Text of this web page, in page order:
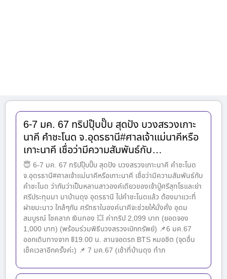
6-7 มค. 67 ทริปปุ๊บปั๊บ สุดปัง บวงสรวงเกาะ
นาคี คำชะโนด จ.อุดรธานี#ศาลเจ้าแม่นาคีหรือ
เกาะนาคี เชื่อว่ามีความสัมพันธ์กับ…
😇 6-7 มค. 67 ทริปปุ๊บปั๊บ สุดปัง บวงสรวงเกาะนาคี คำชะโนด
จ.อุดรธานี#ศาลเจ้าแม่นาคีหรือเกาะนาคี เชื่อว่ามีความสัมพันธ์กับ
คำชะโนด ว่ากันว่าเป็นหลานสาวองค์เดียวของเจ้าปู่ศรีสุทโธและย่า
ศรีประทุมมา มาบ้านดุง อุดรธานี ไปคำชะโนดแล้ว ต้องมาแวะที่
ฝายมะนาว ใกล้ๆกัน ศรัทธาในองค์นาคีจะช่วยให้มั่งคั่ง อุดม
สมบูรณ์ โชคลาภ เงินทอง 💥 ค่าทริป 2,099 บาท (ยอดจอง
1,000 บาท) (พร้อมร่วมพิธีบวงสรวงเบิกทรัพย์) 📌6 มค.67
ออกเดินทางจาก 🚦19.00 น. ลานจอดรถ BTS หมอชิต (จุดอื่น
เช็คเวลาอีกครั้งค่ะ) 📌 7 มค.67 (เช้าที่บ้านดุง ทำภ